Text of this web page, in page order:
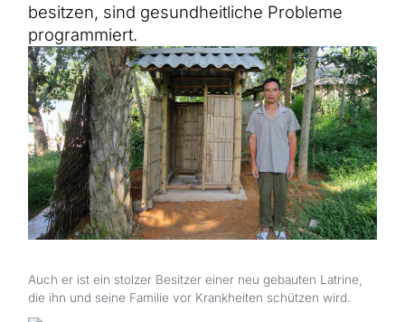
Erdbeben Venezuela
Hilfe für Ukraine
Hilfe für Sudan
Hilfe für Afghanistan
Alle Nothilfe-Projekte
Afrika
Asien
Lateinamerika
Naher Osten und Europa
besitzen, sind gesundheitliche Probleme
programmiert.
Auch er ist ein stolzer Besitzer einer neu gebauten Latrine,
die ihn und seine Familie vor Krankheiten schützen wird.